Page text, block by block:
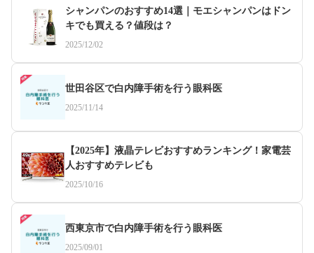
シャンパンのおすすめ14選｜モエシャンパンはドン
キでも買える？値段は？
2025/12/02
世田谷区で白内障手術を行う眼科医
2025/11/14
【2025年】液晶テレビおすすめランキング！家電芸
人おすすめテレビも
2025/10/16
西東京市で白内障手術を行う眼科医
2025/09/01